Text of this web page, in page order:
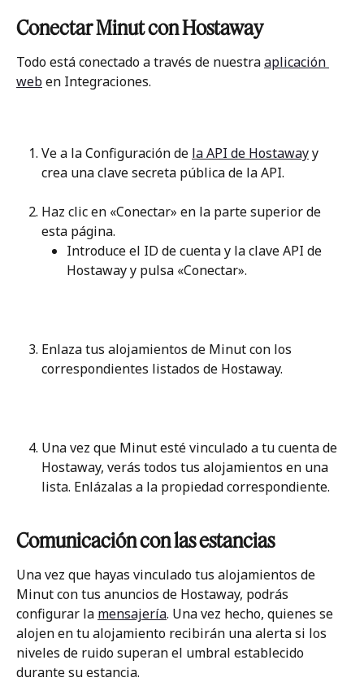
Conectar Minut con Hostaway
Todo está conectado a través de nuestra aplicación
web en Integraciones.
Ve a la Configuración de la API de Hostaway y
crea una clave secreta pública de la API.
Haz clic en «Conectar» en la parte superior de
esta página.
Introduce el ID de cuenta y la clave API de
Hostaway y pulsa «Conectar».
Enlaza tus alojamientos de Minut con los
correspondientes listados de Hostaway.
Una vez que Minut esté vinculado a tu cuenta de
Hostaway, verás todos tus alojamientos en una
lista. Enlázalas a la propiedad correspondiente.
Comunicación con las estancias
Una vez que hayas vinculado tus alojamientos de
Minut con tus anuncios de Hostaway, podrás
configurar la mensajería. Una vez hecho, quienes se
alojen en tu alojamiento recibirán una alerta si los
niveles de ruido superan el umbral establecido
durante su estancia.